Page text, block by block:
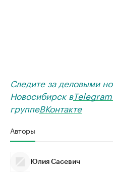
Следите за деловыми
Новосибирск в
группеВКонтакте
Авторы
Юлия Сасевич